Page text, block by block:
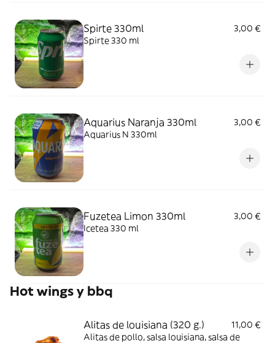
Spirte 330ml
3,00 €
Spirte 330 ml
Aquarius Naranja 330ml
3,00 €
Aquarius N 330ml
Fuzetea Limon 330ml
3,00 €
Icetea 330 ml
Hot wings y bbq
Alitas de louisiana (320 g.)
11,00 €
Alitas de pollo, salsa louisiana, salsa de